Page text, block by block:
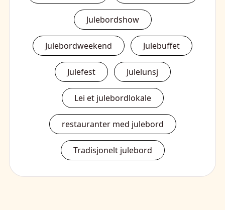
Julebordshow
Julebordweekend Julebuffet
Julefest Julelunsj
Lei et julebordlokale
restauranter med julebord
Tradisjonelt julebord